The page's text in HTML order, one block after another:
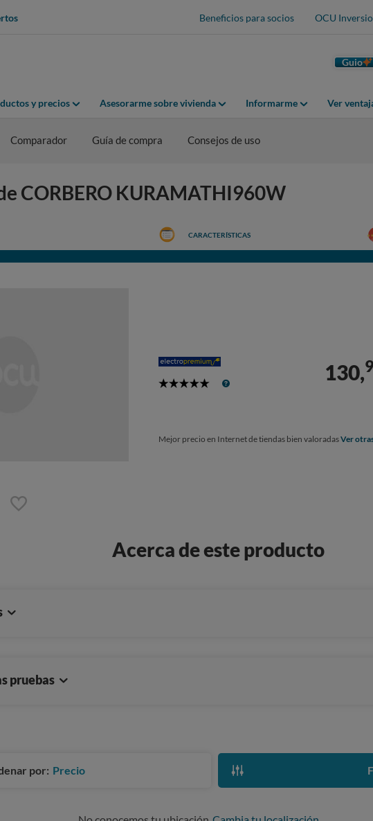
Beneficios para socios OCU
Guio
y precios Asesorarme sobre vivienda Informarme Ver
Comparador Guía de compra Consejos de uso
CORBERO KURAMATHI960W
CARACTERÍSTICAS
5
130,
Mejor precio en Internet de tiendas bien valoradasVer
Acerca de este producto
pruebas
por: Precio